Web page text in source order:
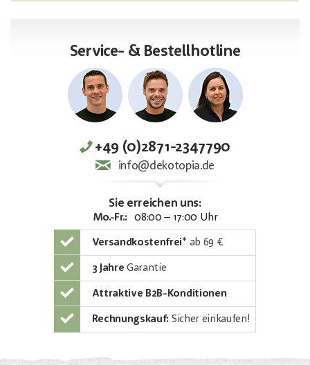
Service- & Bestellhotline
+49 (0)2871-2347790
info@dekotopia.de
Sie erreichen uns:
Mo.-Fr.: 08:00 – 17:00 Uhr
Versandkostenfrei* ab 69 €
3 Jahre Garantie
Attraktive B2B-Konditionen
Rechnungskauf: Sicher einkaufen!